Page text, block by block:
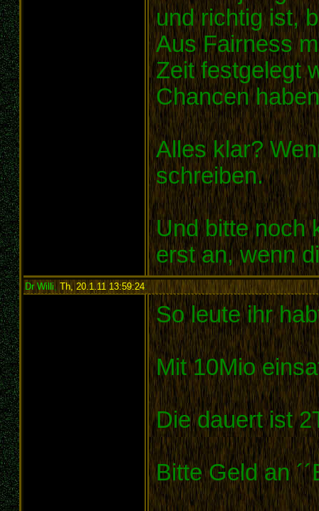
und richtig ist,
Aus Fairness
Zeit festgelegt
Chancen
Alles klar?
schreiben.
Und bitte noch
erst an, wenn
Dr Willi Th, 20.1.11 13:59:24:
So leute ihr
Mit 10Mio
Die dauert ist
Bitte Geld an